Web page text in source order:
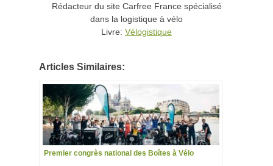
Rédacteur du site Carfree France spécialisé
dans la logistique à vélo
Livre: Vélogistique
Articles Similaires:
Premier congrès national des Boîtes à Vélo